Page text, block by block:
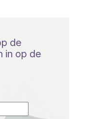
de
in op de